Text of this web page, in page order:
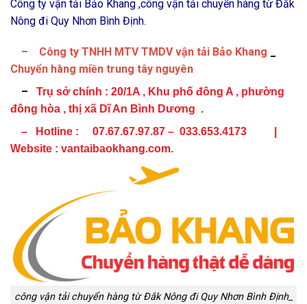
Công ty vận tải Bảo Khang ,công vận tải chuyển hàng từ Đắk
Nông đi Quy Nhơn Bình Định.
– Công ty TNHH MTV TMDV vận tải Bảo Khang
Chuyển hàng miền trung tây nguyên
– Trụ sở chính : 20/1A , Khu phố đông A , phường
đông hòa , thị xã Dĩ An Bình Dương .
– Hotline : 07.67.67.97.87 – 033.653.4173 |
Website : vantaibaokhang.com.
công vận tải chuyển hàng từ Đắk Nông đi Quy Nhơn Bình Định_